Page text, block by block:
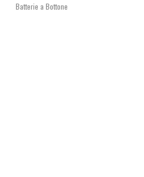
Batterie a Bottone